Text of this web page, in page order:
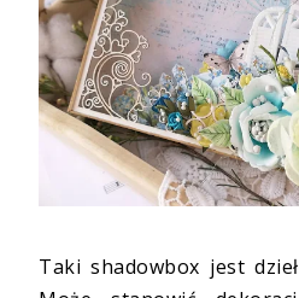
Taki shadowbox jest